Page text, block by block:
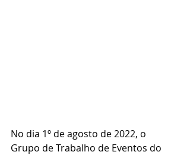
No dia 1º de agosto de 2022, o
Grupo de Trabalho de Eventos do